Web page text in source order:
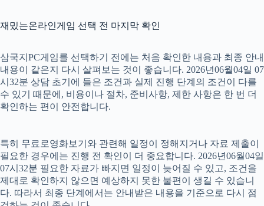
재밌는온라인게임 선택 전 마지막 확인
삼국지PC게임를 선택하기 전에는 처음 확인한 내용과 최종 안내
내용이 같은지 다시 살펴보는 것이 좋습니다. 2026년06월04일 07
시32분 상담 초기에 들은 조건과 실제 진행 단계의 조건이 다를
수 있기 때문에, 비용이나 절차, 준비사항, 제한 사항은 한 번 더
확인하는 편이 안전합니다.
특히 무료로영화보기와 관련해 일정이 정해지거나 자료 제출이
필요한 경우에는 진행 전 확인이 더 중요합니다. 2026년06월04일
07시32분 필요한 자료가 빠지면 일정이 늦어질 수 있고, 조건을
제대로 확인하지 않으면 예상하지 못한 불편이 생길 수 있습니
다. 따라서 최종 단계에서는 안내받은 내용을 기준으로 다시 점